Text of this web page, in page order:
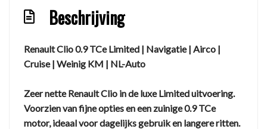
Beschrijving
Renault Clio 0.9 TCe Limited | Navigatie | Airco |
Cruise | Weinig KM | NL-Auto
Zeer nette Renault Clio in de luxe Limited uitvoering.
Voorzien van fijne opties en een zuinige 0.9 TCe
motor, ideaal voor dagelijks gebruik en langere ritten.